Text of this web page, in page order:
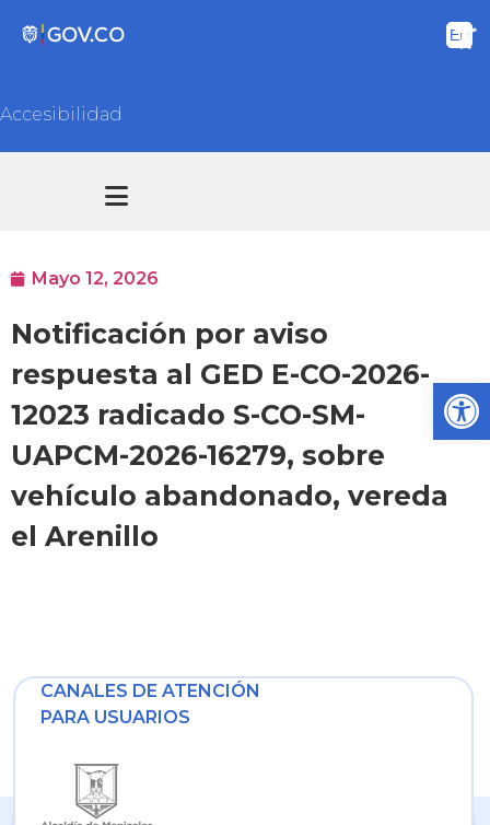
Accesibilidad
Mayo 12, 2026
Notificación por aviso
respuesta al GED E-CO-2026-
12023 radicado S-CO-SM-
UAPCM-2026-16279, sobre
vehículo abandonado, vereda
el Arenillo
CANALES DE ATENCIÓN
PARA USUARIOS